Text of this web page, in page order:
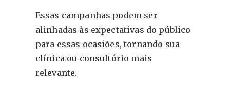
Essas campanhas podem ser
alinhadas às expectativas do público
para essas ocasiões, tornando sua
clínica ou consultório mais
relevante.